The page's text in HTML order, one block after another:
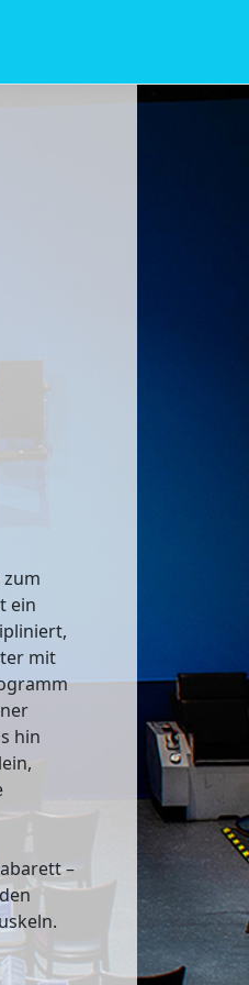
ein
mit
hin
–